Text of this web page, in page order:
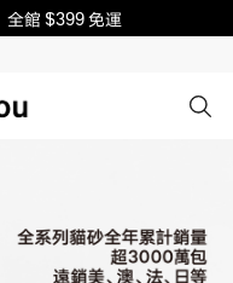
全館 $399 免運